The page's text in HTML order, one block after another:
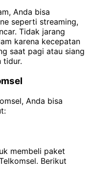
Anda bisa
seperti streaming,
Tidak jarang
karena kecepatan
saat pagi atau siang
tidur.
Anda bisa
membeli paket
Berikut